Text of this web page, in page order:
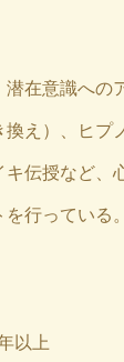
在意識への
え）、ヒプ
伝授など、
行っている。
以上